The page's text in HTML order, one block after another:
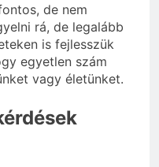
de nem
rá, de legalább
is fejlesszük
egyetlen szám
vagy életünket.